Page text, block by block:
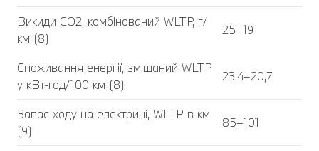
Викиди CO2, комбінований WLTP, г/
км (8)
25–19
Споживання енергії, змішаний WLTP
у кВт-год/100 км (8)
23,4–20,7
Запас ходу на електриці, WLTP в км
(9)
85–101